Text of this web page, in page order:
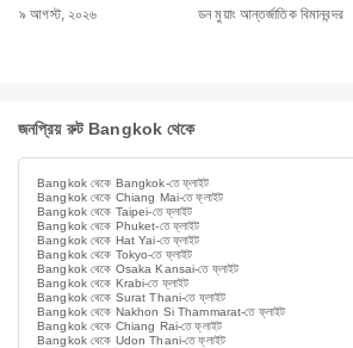
৯ আগস্ট, ২০২৬
ডন মুয়াং আন্তর্জাতিক বিমানবন্দর
জনপ্রিয় রুট Bangkok থেকে
Bangkok থেকে Bangkok-তে ফ্লাইট
Bangkok থেকে Chiang Mai-তে ফ্লাইট
Bangkok থেকে Taipei-তে ফ্লাইট
Bangkok থেকে Phuket-তে ফ্লাইট
Bangkok থেকে Hat Yai-তে ফ্লাইট
Bangkok থেকে Tokyo-তে ফ্লাইট
Bangkok থেকে Osaka Kansai-তে ফ্লাইট
Bangkok থেকে Krabi-তে ফ্লাইট
Bangkok থেকে Surat Thani-তে ফ্লাইট
Bangkok থেকে Nakhon Si Thammarat-তে ফ্লাইট
Bangkok থেকে Chiang Rai-তে ফ্লাইট
Bangkok থেকে Udon Thani-তে ফ্লাইট